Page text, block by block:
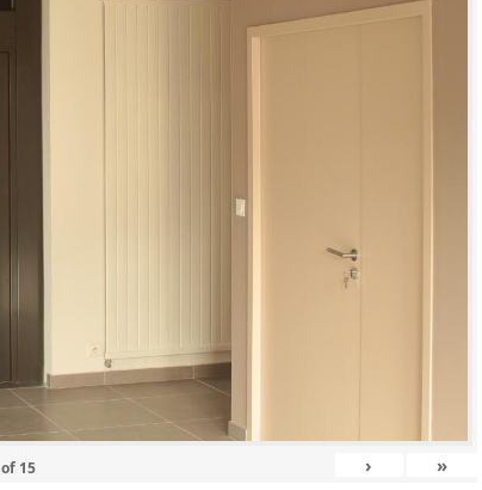
of 15 › »